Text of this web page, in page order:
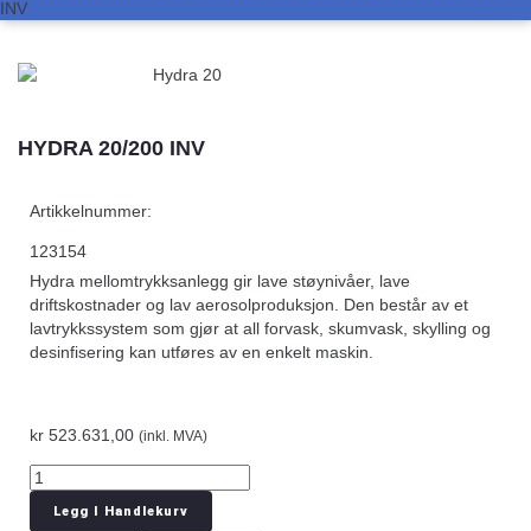
INV
HYDRA 20/200 INV
Artikkelnummer:
123154
Hydra mellomtrykksanlegg gir lave støynivåer, lave
driftskostnader og lav aerosolproduksjon. Den består av et
lavtrykkssystem som gjør at all forvask, skumvask, skylling og
desinfisering kan utføres av en enkelt maskin.
kr 523.631,00 (inkl. MVA)
Legg I Handlekurv